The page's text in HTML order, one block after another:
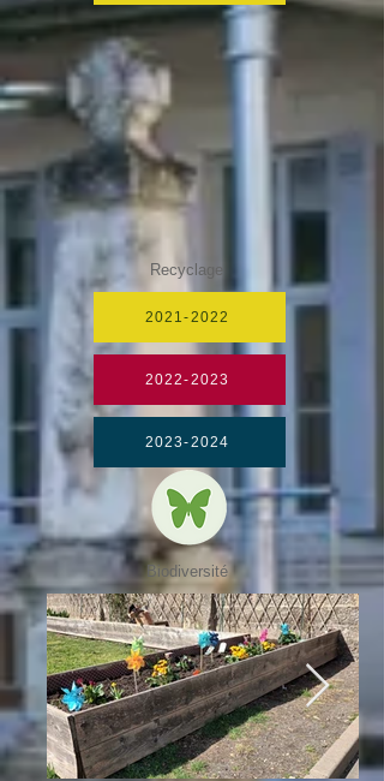
Recyclage
2021-2022
2022-2023
2023-2024
Biodiversité